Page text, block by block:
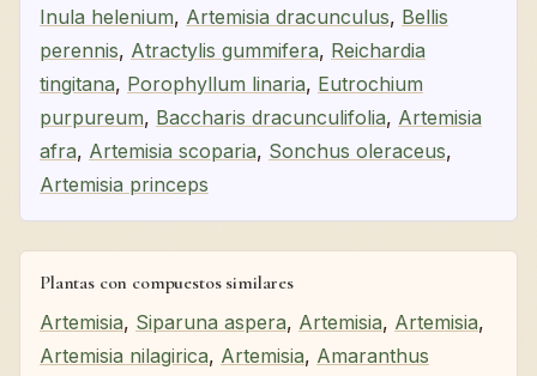
Inula helenium, Artemisia dracunculus, Bellis
perennis, Atractylis gummifera, Reichardia
tingitana, Porophyllum linaria, Eutrochium
purpureum, Baccharis dracunculifolia, Artemisia
afra, Artemisia scoparia, Sonchus oleraceus,
Artemisia princeps
Plantas con compuestos similares
Artemisia, Siparuna aspera, Artemisia, Artemisia,
Artemisia nilagirica, Artemisia, Amaranthus